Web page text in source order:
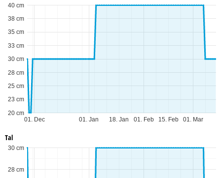
01. Dec 01. Jan 01. Feb 01. Mar
18. Jan 15. Feb
20 cm
23 cm
25 cm
28 cm
30 cm
33 cm
35 cm
38 cm
40 cm
Tal
28 cm
30 cm